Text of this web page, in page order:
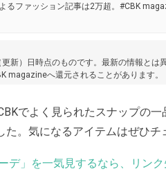
るファッション記事は2万超。#CBK
新）日時点のものです。最新の情報と
magazineへ還元されることがあります。
でよく見られたスナップの
た。気になるアイテムはぜひチ
デ」を一気見するなら、リン